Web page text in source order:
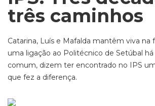
três caminhos
Catarina, Luís e Mafalda mantêm viva na
uma ligação ao Politécnico de Setúbal há
comum, dizem ter encontrado no IPS
que fez a diferença.